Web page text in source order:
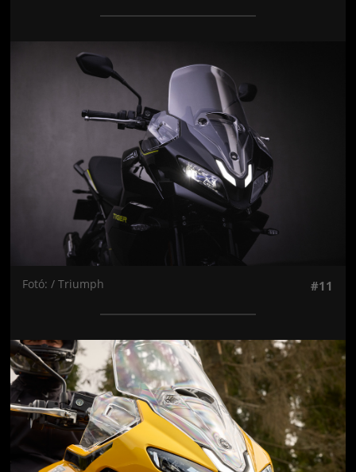
Jön még kép!
Fotó: / Triumph #11
Jön még kép!